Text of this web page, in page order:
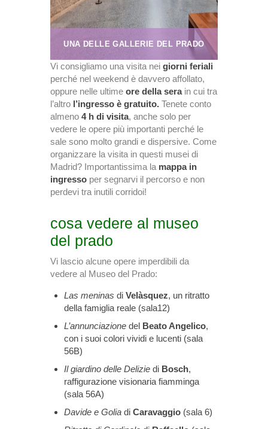
UNA DELLE GALLERIE DEL PRADO
Vi consigliamo una visita nei giorni feriali
perché nel weekend è davvero affollato,
oppure nelle ultime ore della sera in cui tra
l’altro l’ingresso è gratuito. Tenete conto
almeno 4 h di visita, anche solo per
vedere le opere più importanti perché le
sale sono molto grandi e dispersive. Come
organizzare la visita in questi musei di
Madrid? Importantissima la mappa in
ingresso per segnarvi il percorso e non
perdevi tra inutili corridoi!
cosa vedere al museo
del prado
Vi lascio alcune opere imperdibili da
vedere al Museo del Prado:
Las meninas di Velàsquez, un ritratto
della famiglia reale (sala12)
L’annunciazionedel Beato Angelico,
con i suoi colori vividi e lucenti (sala
56B)
Il giardino delle Delizie di Bosch,
raffigurazione visionaria fiamminga
(sala 56A)
Davide e Goliadi Caravaggio(sala 6)